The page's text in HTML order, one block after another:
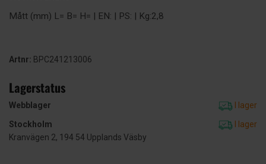
Mått (mm) L= B= H= | EN: | PS: | Kg:2,8
Artnr: BPC241213006
Lagerstatus
Webblager
I lager
Stockholm
I lager
Kranvägen 2, 194 54 Upplands Väsby